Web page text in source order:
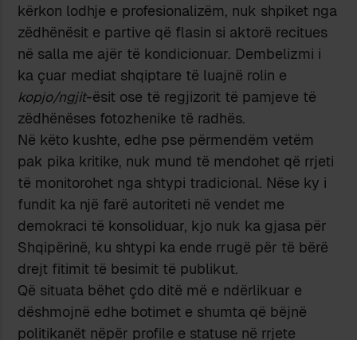
kërkon lodhje e profesionalizëm, nuk shpiket nga
zëdhënësit e partive që flasin si aktorë recitues
në salla me ajër të kondicionuar. Dembelizmi i
ka çuar mediat shqiptare të luajnë rolin e
kopjo/ngjit-ësit ose të regjizorit të pamjeve të
zëdhënëses fotozhenike të radhës.
Në këto kushte, edhe pse përmendëm vetëm
pak pika kritike, nuk mund të mendohet që rrjeti
të monitorohet nga shtypi tradicional. Nëse ky i
fundit ka një farë autoriteti në vendet me
demokraci të konsoliduar, kjo nuk ka gjasa për
Shqipërinë, ku shtypi ka ende rrugë për të bërë
drejt fitimit të besimit të publikut.
Që situata bëhet çdo ditë më e ndërlikuar e
dëshmojnë edhe botimet e shumta që bëjnë
politikanët nëpër profile e statuse në rrjete